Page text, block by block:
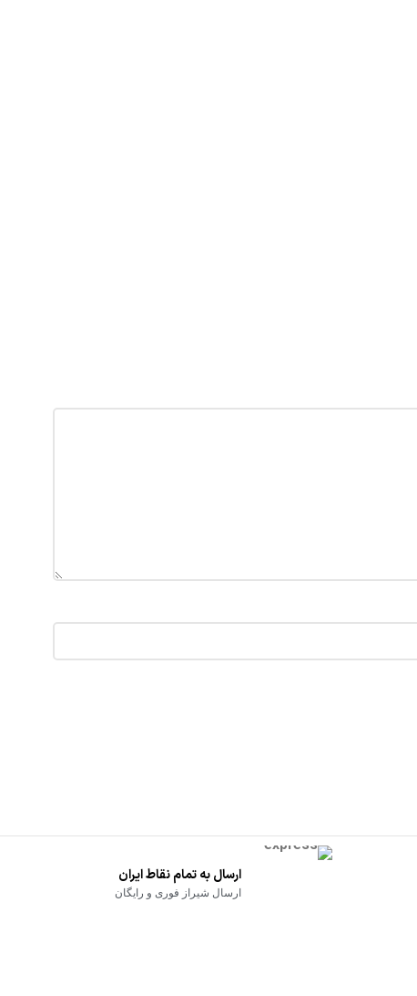
ارسال به تمام نقاط ایران
ارسال شیراز فوری و رایگان